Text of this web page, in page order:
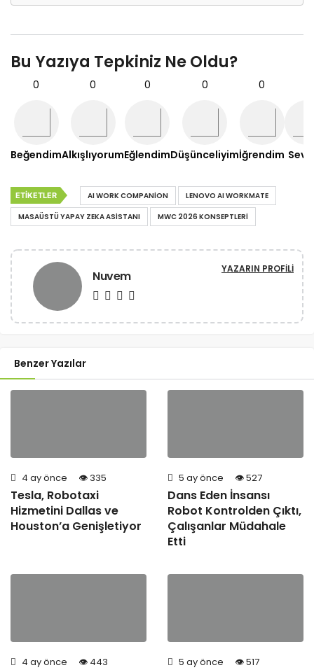
Bu Yazıya Tepkiniz Ne Oldu?
0
Beğendim
0
Alkışlıyorum
0
Eğlendim
0
Düşünceliyim
0
İğrendim
ETIKETLER AI WORK COMPANION
LENOVO AI WORKMATE
MASAÜSTÜ YAPAY ZEKA ASISTANI
MWC 2026 KONSEPTLERI
Nuvem YAZARIN PROFILI
Benzer Yazılar
4 ay önce 335
Tesla, Robotaxi
Hizmetini Dallas ve
Houston’a Genişletiyor
5 ay önce 527
Dans Eden İnsansı
Robot Kontrolden Çıktı,
Çalışanlar Müdahale
Etti
4 ay önce 443 5 ay önce 517